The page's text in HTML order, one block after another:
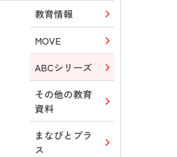
教育情報
MOVE
ABCシリーズ
その他の教育
資料
まなびとプラ
ス